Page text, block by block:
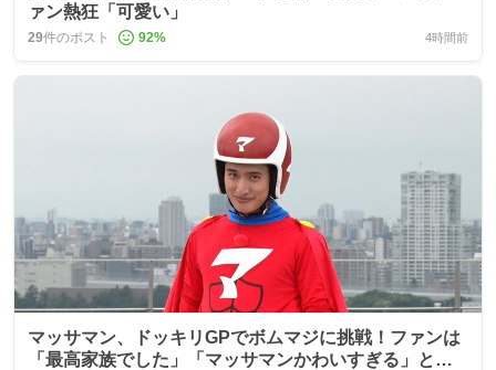
ァン熱狂「可愛い」
29件のポスト 92% 4時間前
マッサマン、ドッキリGPでボムマジに挑戦！ファンは
「最高家族でした」「マッサマンかわいすぎる」と歓